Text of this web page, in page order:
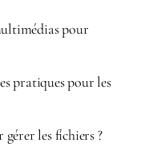
pour
pratiques pour les
les fichiers ?